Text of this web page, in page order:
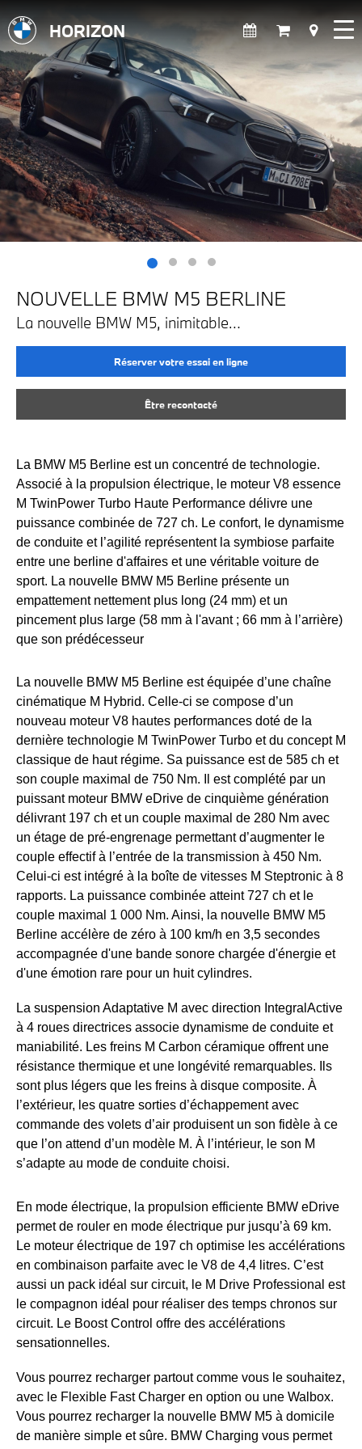
HORIZON
NOUVELLE BMW M5 BERLINE
La nouvelle BMW M5, inimitable…
Réserver votre essai en ligne
Être recontacté
La BMW M5 Berline est un concentré de technologie.
Associé à la propulsion électrique, le moteur V8 essence
M TwinPower Turbo Haute Performance délivre une
puissance combinée de 727 ch. Le confort, le dynamisme
de conduite et l’agilité représentent la symbiose parfaite
entre une berline d'affaires et une véritable voiture de
sport. La nouvelle BMW M5 Berline présente un
empattement nettement plus long (24 mm) et un
pincement plus large (58 mm à l'avant ; 66 mm à l’arrière)
que son prédécesseur
La nouvelle BMW M5 Berline est équipée d’une chaîne
cinématique M Hybrid. Celle-ci se compose d’un
nouveau moteur V8 hautes performances doté de la
dernière technologie M TwinPower Turbo et du concept M
classique de haut régime. Sa puissance est de 585 ch et
son couple maximal de 750 Nm. Il est complété par un
puissant moteur BMW eDrive de cinquième génération
délivrant 197 ch et un couple maximal de 280 Nm avec
un étage de pré-engrenage permettant d’augmenter le
couple effectif à l’entrée de la transmission à 450 Nm.
Celui-ci est intégré à la boîte de vitesses M Steptronic à 8
rapports. La puissance combinée atteint 727 ch et le
couple maximal 1 000 Nm. Ainsi, la nouvelle BMW M5
Berline accélère de zéro à 100 km/h en 3,5 secondes
accompagnée d'une bande sonore chargée d'énergie et
d'une émotion rare pour un huit cylindres.
La suspension Adaptative M avec direction IntegralActive
à 4 roues directrices associe dynamisme de conduite et
maniabilité. Les freins M Carbon céramique offrent une
résistance thermique et une longévité remarquables. Ils
sont plus légers que les freins à disque composite. À
l’extérieur, les quatre sorties d’échappement avec
commande des volets d’air produisent un son fidèle à ce
que l’on attend d’un modèle M. À l’intérieur, le son M
s’adapte au mode de conduite choisi.
En mode électrique, la propulsion efficiente BMW eDrive
permet de rouler en mode électrique pur jusqu’à 69 km.
Le moteur électrique de 197 ch optimise les accélérations
en combinaison parfaite avec le V8 de 4,4 litres. C’est
aussi un pack idéal sur circuit, le M Drive Professional est
le compagnon idéal pour réaliser des temps chronos sur
circuit. Le Boost Control offre des accélérations
sensationnelles.
Vous pourrez recharger partout comme vous le souhaitez,
avec le Flexible Fast Charger en option ou une Walbox.
Vous pourrez recharger la nouvelle BMW M5 à domicile
de manière simple et sûre. BMW Charging vous permet